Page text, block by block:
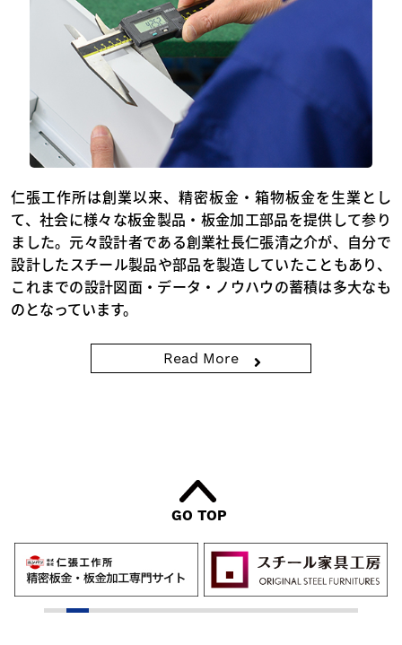
仁張工作所は創業以来、精密板金・箱物板金を生業とし
て、社会に様々な板金製品・板金加工部品を提供して参り
ました。元々設計者である創業社長仁張清之介が、自分で
設計したスチール製品や部品を製造していたこともあり、
これまでの設計図面・データ・ノウハウの蓄積は多大なも
のとなっています。
Read More
GO TOP